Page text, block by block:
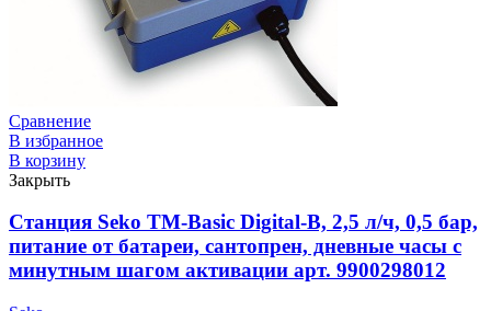
Сравнение
В избранное
В корзину
Закрыть
Станция Seko TM-Basic Digital-B, 2,5 л/ч, 0,5 бар,
питание от батареи, сантопрен, дневные часы с
минутным шагом активации арт. 9900298012